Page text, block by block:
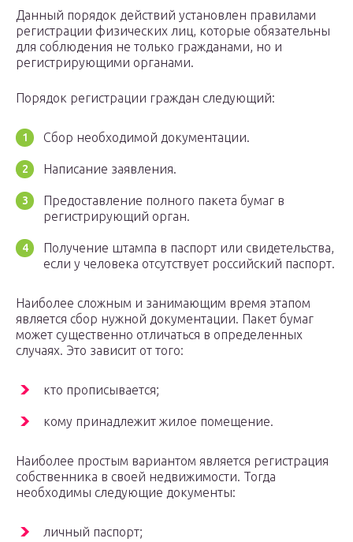
Данный порядок действий установлен правилами
регистрации физических лиц, которые обязательны
для соблюдения не только гражданами, но и
регистрирующими органами.
Порядок регистрации граждан следующий:
Сбор необходимой документации.
Написание заявления.
Предоставление полного пакета бумаг в
регистрирующий орган.
Получение штампа в паспорт или свидетельства,
если у человека отсутствует российский паспорт.
Наиболее сложным и занимающим время этапом
является сбор нужной документации. Пакет бумаг
может существенно отличаться в определенных
случаях. Это зависит от того:
кто прописывается;
кому принадлежит жилое помещение.
Наиболее простым вариантом является регистрация
собственника в своей недвижимости. Тогда
необходимы следующие документы:
личный паспорт;